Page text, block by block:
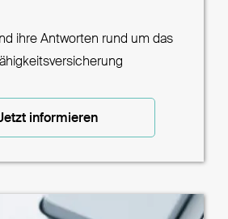
ihre Antworten rund um das
informieren